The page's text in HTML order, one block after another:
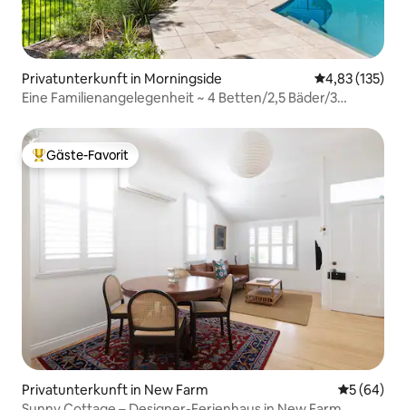
Privatunterkunft in Morningside
4,83 (135)
Eine Familienangelegenheit ~ 4 Betten/2,5 Bäder/3
Beliebter Gäste-Favorit.
Gäste-Favorit
Privatunterkunft in New Farm
5 (64)